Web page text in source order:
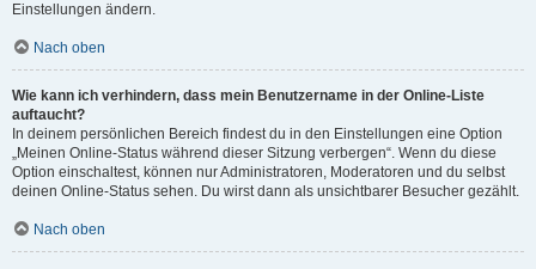
Einstellungen ändern.
Nach oben
Wie kann ich verhindern, dass mein Benutzername in der Online-Liste
auftaucht?
In deinem persönlichen Bereich findest du in den Einstellungen eine Option
„Meinen Online-Status während dieser Sitzung verbergen“. Wenn du diese
Option einschaltest, können nur Administratoren, Moderatoren und du selbst
deinen Online-Status sehen. Du wirst dann als unsichtbarer Besucher gezählt.
Nach oben